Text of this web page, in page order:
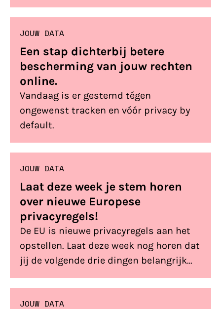
nog eens in handen van derden komen.
JOUW DATA
Een stap dichterbij betere
bescherming van jouw rechten
online.
Vandaag is er gestemd tégen
ongewenst tracken en vóór privacy by
default.
JOUW DATA
Laat deze week je stem horen
over nieuwe Europese
privacyregels!
De EU is nieuwe privacyregels aan het
opstellen. Laat deze week nog horen dat
jij de volgende drie dingen belangrijk
vindt. De stemming is op donderdag 19
oktober.
JOUW DATA